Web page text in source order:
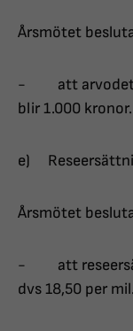
Årsmötet
- att arvodet
blir 1.000 kronor.
e)
Årsmötet
- att
dvs 18,50 per mil.